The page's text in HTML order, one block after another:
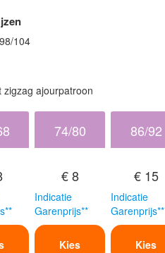
104
ajourpatroon
74/80
€ 8
Indicatie
Garenprijs**
Kies
86/92
€ 15
Indicatie
Garenprijs**
Kies